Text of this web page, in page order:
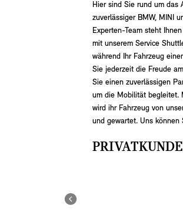
Hier sind Sie rund um das
zuverlässiger BMW, MINI
Experten-Team steht
mit unserem Service
während Ihr Fahrzeug
Sie jederzeit die Freude
Sie einen zuverlässigen
um die Mobilität begleitet.
wird ihr Fahrzeug von
und gewartet. Uns können